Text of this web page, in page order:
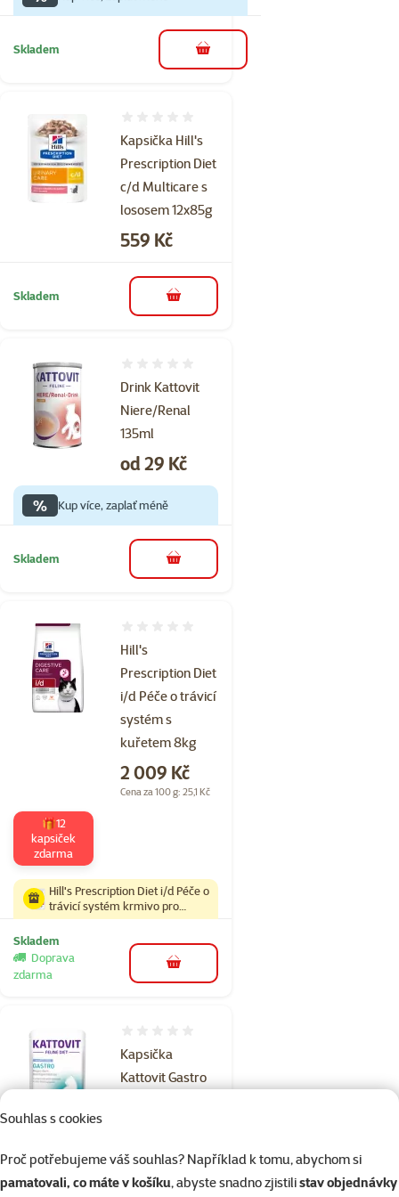
Souhlas s cookies
Proč potřebujeme váš souhlas? Například k tomu, abychom si
pamatovali, co máte v košíku, abyste snadno zjistilistav objednávky
Skladem do košíku
Kapsička Hill's
Prescription Diet
c/d Multicare s
lososem 12x85g
Cena
559 Kč
Skladem do košíku
Drink Kattovit
Niere/Renal
135ml
Cena
od 29 Kč
% Kup více, zaplať méně
Skladem do košíku
Hill's
Prescription Diet
i/d Péče o trávicí
systém s
kuřetem 8kg
Cena
2 009 Kč
Cena za 100 g: 25,1 Kč
🎁12
kapsiček
zdarma
Hill's Prescription Diet i/d Péče o
trávicí systém krmivo pro
kočky s kuřetem 8 kg
Skladem
Doprava
zdarma
do košíku
Kapsička
Kattovit Gastro
% Kup více, zaplať méně